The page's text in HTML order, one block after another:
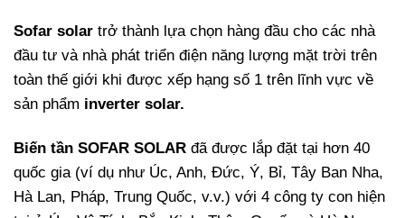
Sofar solar trở thành lựa chọn hàng đầu cho các nhà
đầu tư và nhà phát triển điện năng lượng mặt trời trên
toàn thế giới khi được xếp hạng số 1 trên lĩnh vực về
sản phẩm inverter solar.
Biến tần SOFAR SOLAR đã được lắp đặt tại hơn 40
quốc gia (ví dụ như Úc, Anh, Đức, Ý, Bỉ, Tây Ban Nha,
Hà Lan, Pháp, Trung Quốc, v.v.) với 4 công ty con hiện